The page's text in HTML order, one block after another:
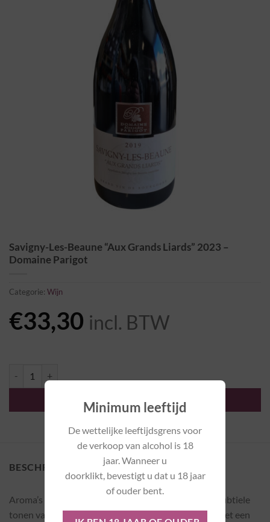
Savigny-Les-Beaune “Aux Grands Liards” 2023 –
Domaine Parigot
Categorie: Wijn
€33,30 incl. BTW
TOEVOEGEN AAN WINKELWAGEN
BESCHRIJVING
Aroma’s van rode en zwarte bessen vermengd met subtiele
tonen van kruiden en zoethout. De mond is soepel met een
Minimum leeftijd
De wettelijke leeftijdsgrens voor
de verkoop van alcohol is 18
jaar. Wanneer u
doorklikt, bevestigt u dat u 18 jaar
of ouder bent.